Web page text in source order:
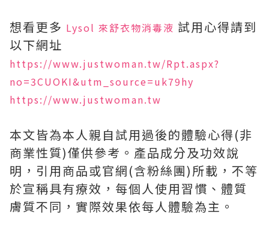
想看更多 Lysol 來舒衣物消毒液 試用心得請到
以下網址
https://www.justwoman.tw/Rpt.aspx?
no=3CUOKI&utm_source=uk79hy
https://www.justwoman.tw
本文皆為本人親自試用過後的體驗心得(非
商業性質)僅供參考。產品成分及功效說
明，引用商品或官網(含粉絲團)所載，不等
於宣稱具有療效，每個人使用習慣、體質
膚質不同，實際效果依每人體驗為主。